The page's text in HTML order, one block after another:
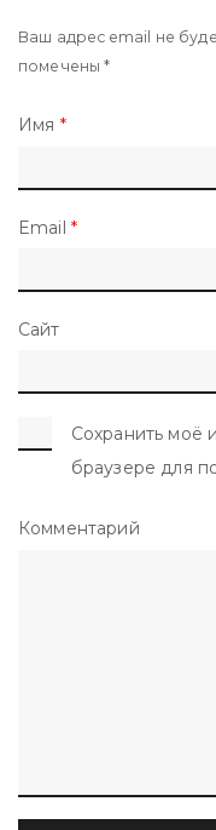
Ваш адрес email не
помечены*
Имя *
Email *
Сайт
Сохранить моё
браузере для
Комментарий